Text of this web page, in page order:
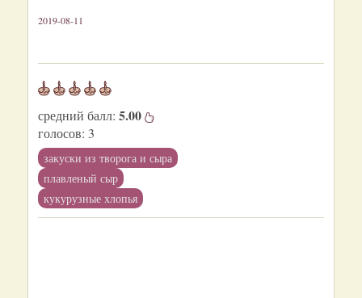
2019-08-11
средний балл: 5.00
голосов: 3
закуски из творога и сыра
плавленый сыр
кукурузные хлопья